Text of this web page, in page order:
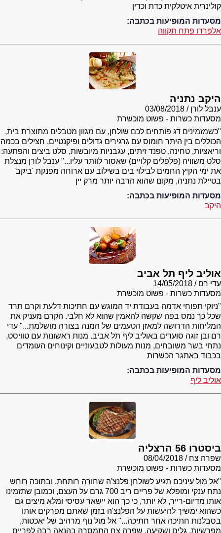
קולינרית איטלקית כדת וכדין
מסעדות המופיעות בכתבה:
אלפרדו פתח תקווה
היקב נתניה
ענבל לורן
03/08/2018
מסעדות כשרות - פשוט מוכשרת
"כשמזמינים דג פותחים לכם שולחן, עם מגוון מטבלים מתוצרת בית,
הכוללים בין היתר חומוס עם גרגירים גדולים ופיקנטיים, חצילים בכמה
וריאציות, טחינה, טפנד זיתים, עגבניות מיובשות, סלט ביצים והפתעה:
סלט משוויה (פלפלים קלויים) שאסור לוותר עליו..." ענבל לורן מנצלת
את ימי הקיץ החמים לבילוי בים בשילוב עם ארוחה מפנקת 'ביקב'
בטיילת נתניה, מקום שהוא הרבה יותר מרק יין
מסעדות המופיעות בכתבה:
היקב
אוליב ליף תל אביב
עדי רם
14/05/2018
מסעדות כשרות - פשוט מוכשרת
"ניוקי תפוחי אדמה בעבודת יד המוגש עם חתיכות דלעת וקרם תרד
שכל כך נמס בפה שקשה להאמין שהוא לא חלבי. הקרם מעניק את
המליחות הדרושה למאזן הטעמים של המנה בצורה מושלמת..." עדי
רם ובן זוגה סועדים באוליב ליף תל אביב. מנות ראשונות עם טוויסט,
נתחי בשר משובחים, מנות מעולות לטבעוניים וקינוחים העומדים
בכבוד באתגר הכשרות
מסעדות המופיעות בכתבה:
אוליב ליף
ביסטרו 56 הרצליה
שפרה צח
08/04/2018
מסעדות כשרות - פשוט מוכשרת
"אל מול עיניכם תגיע לשולחן פלנצ'ה שחורה רותחת, ובתוכה רוחש
נתח ענקי ומופלא של פריים ריב 700 גרם על העצם, וכמובן שתזמינו
אותו מדיום-רייר, לא יותר, כי כך הוא יישאר עסיסי ומלא מיצים גם
כשהוא ימשיך להיעשות על הפלנצ'ה בזמן שאתם מפרקים אותו
בסבלנות חתיכה אחר חתיכה..." אל מול נוף מרהיב של יאכטות,
מפרשיות, גלים ושקיעה, שפרה צח התמסרה בהנאה רבה לפריים